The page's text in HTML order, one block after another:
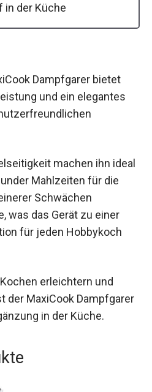
in der Küche
Dampfgarer bietet
und ein elegantes
machen ihn ideal
Mahlzeiten für die
Schwächen
was das Gerät zu einer
für jeden Hobbykoch
erleichtern und
der MaxiCook Dampfgarer
in der Küche.